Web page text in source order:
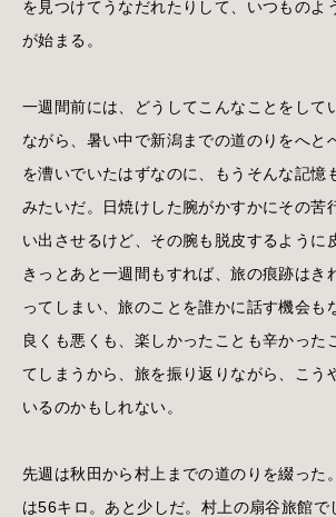
を見つけてうなだれたりして、いつものよ
が始まる。
一週間前には、どうしてこんなことをして
ながら、暑い中で新潟までの道のりをへと
を漕いでいたはずなのに、もうそんな記憶
みたいだ。日焼けした腕がかすかにその苦
い出させるけど、その腕も脱皮するように
きっとあと一週間もすれば、旅の痕跡はき
ってしまい、旅のことを誰かに話す機会も
良くも悪くも、楽しかったことも辛かった
てしまうから、旅を振り返りながら、こう
いるのかもしれない。
先週は秋田から村上までの道のりを綴った
は56キロ。あと少しだ。村上の扇谷旅館で